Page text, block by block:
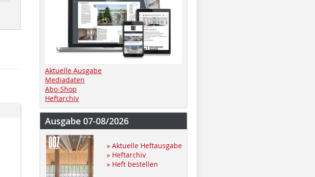
Aktuelle Ausgabe
Mediadaten
Abo-Shop
Heftarchiv
Ausgabe 07-08/2026
» Aktuelle Heftausgabe
» Heftarchiv
» Heft bestellen